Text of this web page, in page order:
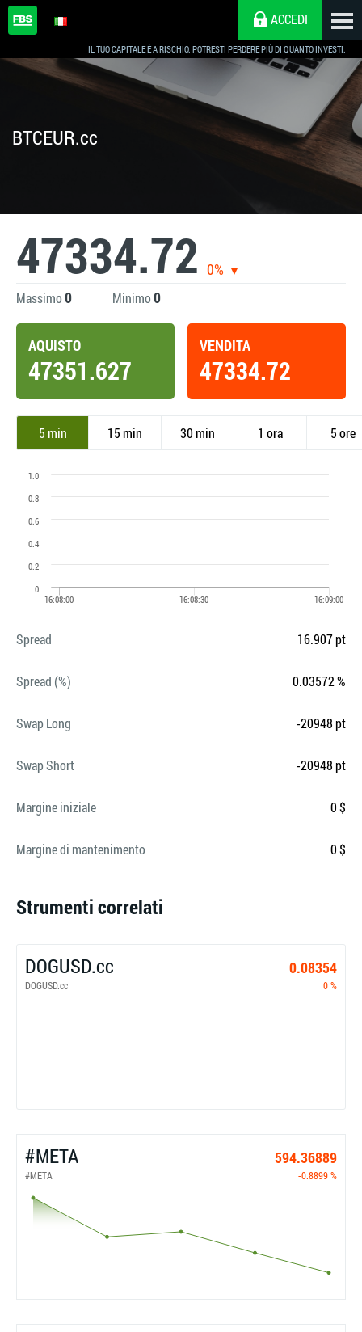
IL TUO CAPITALE È A RISCHIO. POTRESTI PERDERE PIÙ DI QUANTO INVESTI.
ACCEDI
BTCEUR.cc
47334.72 0%
Massimo0 Minimo0
AQUISTO
47351.627
VENDITA
47334.72
5 min 15 min 30 min 1 ora 5 ore
Spread 16.907 pt
Spread (%) 0.03572 %
Swap Long -20948 pt
Swap Short -20948 pt
Margine iniziale 0 $
Margine di mantenimento 0 $
Strumenti correlati
DOGUSD.cc 0.08354
DOGUSD.cc 0 %
#META 594.36889
#META -0.8899 %